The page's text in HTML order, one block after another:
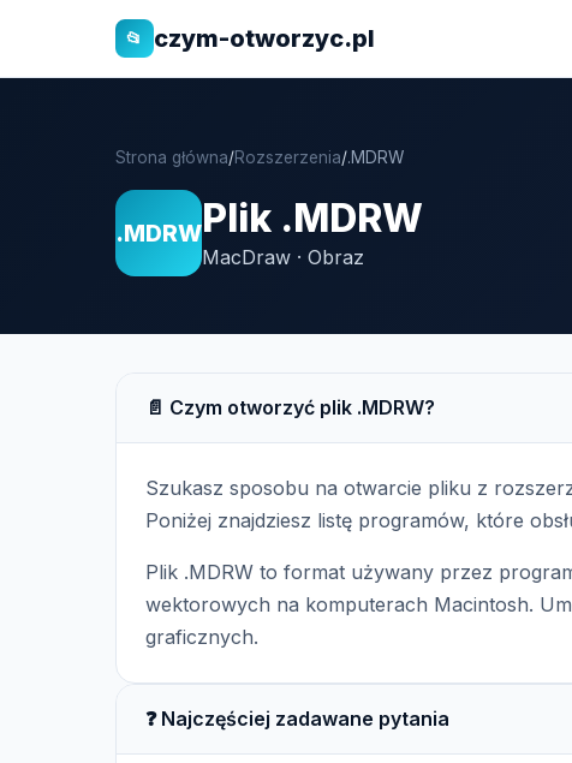
📂 czym-otworzyc.pl
Strona główna/Rozszerzenia/.MDRW
.MDRWPlik .MDRW
MacDraw · Obraz
📄 Czym otworzyć plik .MDRW?
Szukasz sposobu na otwarcie pliku z
Poniżej znajdziesz listę programów, które
Plik .MDRW to format używany przez
wektorowych na komputerach Macintosh.
graficznych.
❓ Najczęściej zadawane pytania